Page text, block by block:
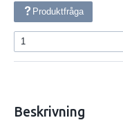
Produktfråga
Beskrivning